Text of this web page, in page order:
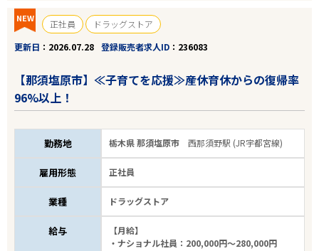
NEW 正社員
ドラッグストア
更新日
2026.07.28 登録販売者求人ID 236083
【那須塩原市】≪子育てを応援≫産休育休からの復帰率
96%以上！
勤務地 栃木県 那須塩原市西那須野駅 (JR宇都宮線)
雇用形態 正社員
業種 ドラッグストア
給与
【月給】
・ナショナル社員：200,000円～280,000円